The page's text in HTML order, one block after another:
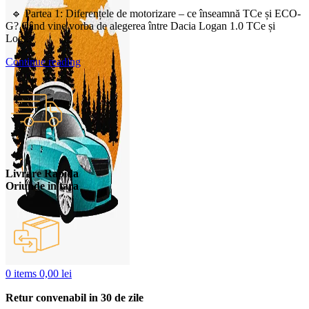
0 items 0,00 lei
🔹 Partea 1: Diferențele de motorizare – ce înseamnă TCe și ECO-
G? Când vine vorba de alegerea între Dacia Logan 1.0 TCe și
Log...
Continue reading
Livrare Rapida
Oriunde in tara
Retur convenabil in 30 de zile